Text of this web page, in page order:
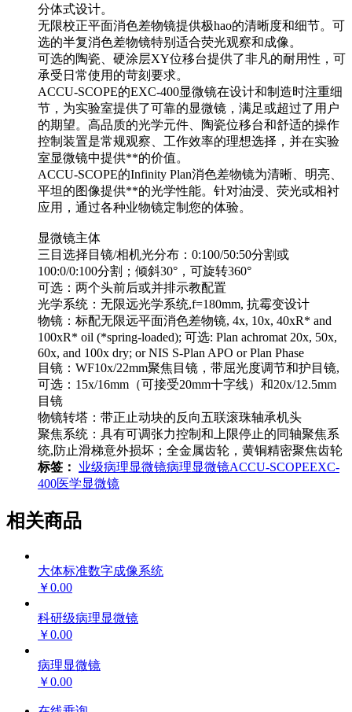
分体式设计。
无限校正平面消色差物镜提供极hao的清晰度和细节。可
选的半复消色差物镜特别适合荧光观察和成像。
可选的陶瓷、硬涂层XY位移台提供了非凡的耐用性，可
承受日常使用的苛刻要求。
ACCU-SCOPE的EXC-400显微镜在设计和制造时注重细
节，为实验室提供了可靠的显微镜，满足或超过了用户
的期望。高品质的光学元件、陶瓷位移台和舒适的操作
控制装置是常规观察、工作效率的理想选择，并在实验
室显微镜中提供**的价值。
ACCU-SCOPE的Infinity Plan消色差物镜为清晰、明亮、
平坦的图像提供**的光学性能。针对油浸、荧光或相衬
应用，通过各种业物镜定制您的体验。
显微镜主体
三目选择目镜/相机光分布：0:100/50:50分割或
100:0/0:100分割；倾斜30°，可旋转360°
可选：两个头前后或并排示教配置
光学系统：无限远光学系统,f=180mm, 抗霉变设计
物镜：标配无限远平面消色差物镜, 4x, 10x, 40xR* and
100xR* oil (*spring-loaded); 可选: Plan achromat 20x, 50x,
60x, and 100x dry; or NIS S-Plan APO or Plan Phase
目镜：WF10x/22mm聚焦目镜，带屈光度调节和护目镜,
可选：15x/16mm（可接受20mm十字线）和20x/12.5mm
目镜
物镜转塔：带正止动块的反向五联滚珠轴承机头
聚焦系统：具有可调张力控制和上限停止的同轴聚焦系
统,防止滑梯意外损坏；全金属齿轮，黄铜精密聚焦齿轮
标签：
业级病理显微镜病理显微镜ACCU-SCOPEEXC-
400医学显微镜
相关商品
大体标准数字成像系统
￥0.00
科研级病理显微镜
￥0.00
病理显微镜
￥0.00